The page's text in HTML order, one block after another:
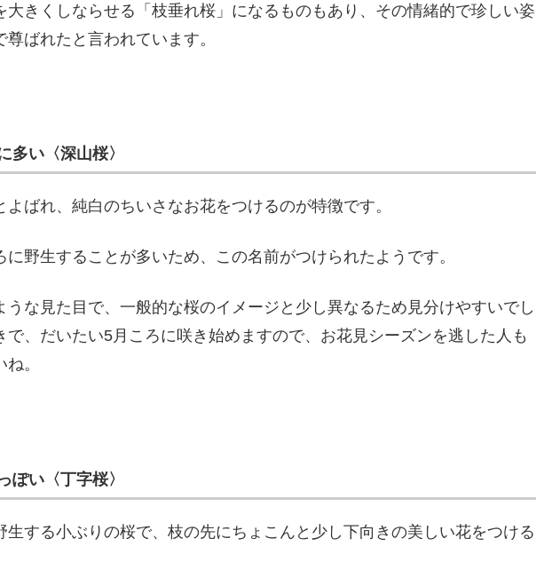
大きくしならせる「枝垂れ桜」になるものもあり、その情緒的で珍しい姿
ばれたと言われています。
多い〈深山桜〉
ばれ、純白のちいさなお花をつけるのが特徴です。
野生することが多いため、この名前がつけられたようです。
うな見た目で、一般的な桜のイメージと少し異なるため見分けやすいでし
で、だいたい5月ころに咲き始めますので、お花見シーズンを逃した人も
。
ぽい〈丁字桜〉
生する小ぶりの桜で、枝の先にちょこんと少し下向きの美しい花をつける